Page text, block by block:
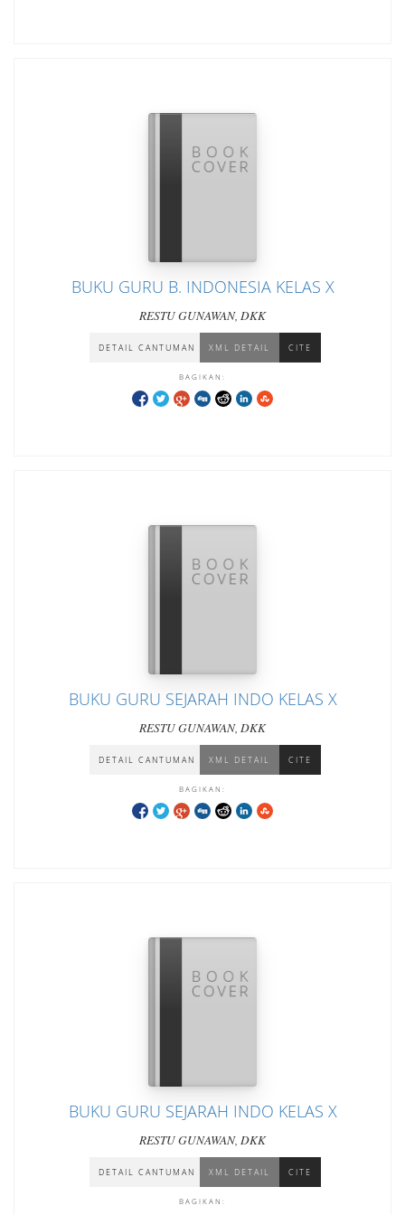
BUKU GURU B. INDONESIA KELAS X
RESTU GUNAWAN, DKK
DETAIL CANTUMAN XML DETAIL CITE
BAGIKAN:
BUKU GURU SEJARAH INDO KELAS X
RESTU GUNAWAN, DKK
DETAIL CANTUMAN XML DETAIL CITE
BAGIKAN:
BUKU GURU SEJARAH INDO KELAS X
RESTU GUNAWAN, DKK
DETAIL CANTUMAN XML DETAIL CITE
BAGIKAN: